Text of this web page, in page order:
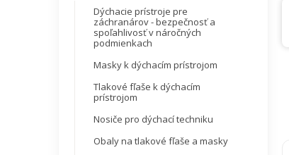
Dýchacie prístroje pre
záchranárov - bezpečnosť a
spoľahlivosť v náročných
podmienkach
Masky k dýchacím prístrojom
Tlakové fľaše k dýchacím
prístrojom
Nosiče pro dýchací techniku
Obaly na tlakové fľaše a masky